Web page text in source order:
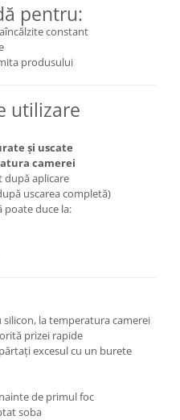
pentru:
constant
produsului
utilizare
și uscate
camerei
după aplicare
uscarea completă)
poate duce la:
la temperatura camerei
prizei rapide
excesul cu un burete
de primul foc
soba